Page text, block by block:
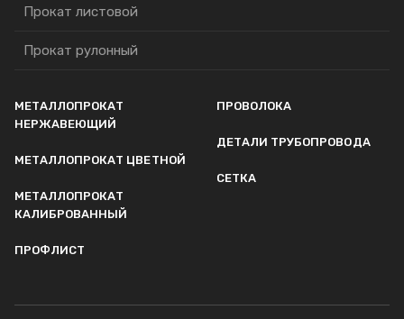
Прокат листовой
Прокат рулонный
МЕТАЛЛОПРОКАТ
НЕРЖАВЕЮЩИЙ
МЕТАЛЛОПРОКАТ ЦВЕТНОЙ
МЕТАЛЛОПРОКАТ
КАЛИБРОВАННЫЙ
ПРОФЛИСТ
ПРОВОЛОКА
ДЕТАЛИ ТРУБОПРОВОДА
СЕТКА